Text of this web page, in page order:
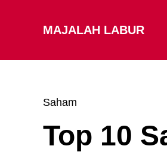
MAJALAH LABUR
Saham
Top 10